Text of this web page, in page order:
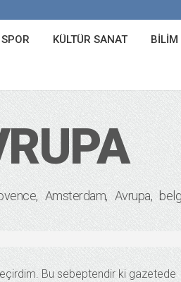
SPOR KÜLTÜR SANAT BILIM
Amsterdam Avrupa
Bu sebeptendir ki gazetede